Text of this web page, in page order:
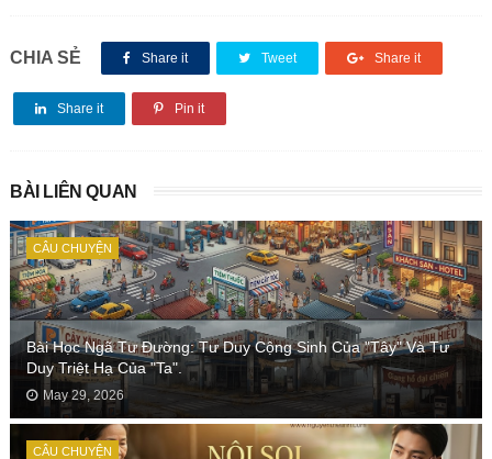
CHIA SẺ Share it Tweet Share it
Share it Pin it
BÀI LIÊN QUAN
CÂU CHUYỆN
Bài Học Ngã Tư Đường: Tư Duy Cộng Sinh Của "Tây" Và Tư
Duy Triệt Hạ Của "Ta".
May 29, 2026
CÂU CHUYỆN